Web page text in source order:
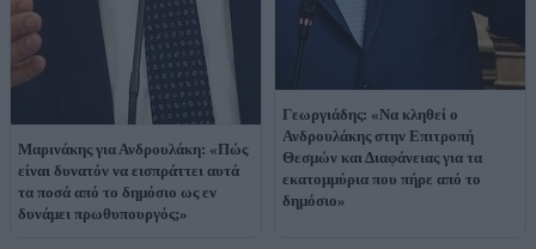
Μαρινάκης για Ανδρουλάκη: «Πώς
είναι δυνατόν να εισπράττει αυτά
τα ποσά από το δημόσιο ως εν
δυνάμει πρωθυπουργός;»
Γεωργιάδης: «Να κληθεί ο
Ανδρουλάκης στην Επιτροπή
Θεσμών και Διαφάνειας για τα
εκατομμύρια που πήρε από το
δημόσιο»